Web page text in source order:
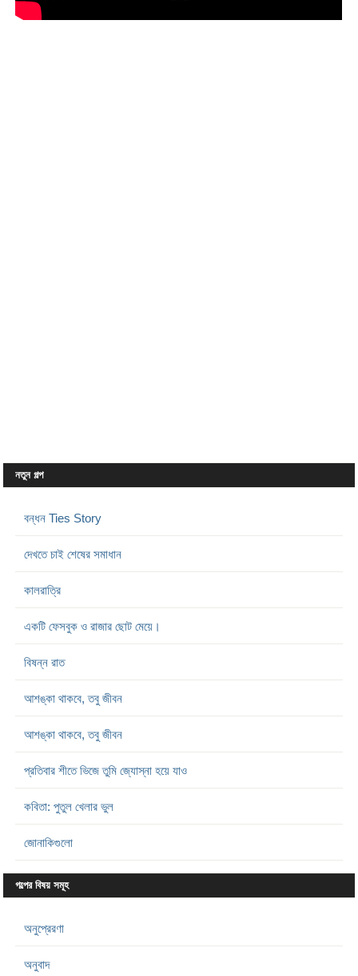
নতুন গল্প
বন্ধন Ties Story
দেখতে চাই শেষের সমাধান
কালরাত্রি
একটি ফেসবুক ও রাজার ছোট মেয়ে।
বিষন্ন রাত
আশঙ্কা থাকবে, তবু জীবন
আশঙ্কা থাকবে, তবু জীবন
প্রতিবার শীতে ভিজে তুমি জ্যোস্না হয়ে যাও
কবিতা: পুতুল খেলার ভুল
জোনাকিগুলো
গল্পের বিষয় সমূহ
অনুপ্রেরণা
অনুবাদ